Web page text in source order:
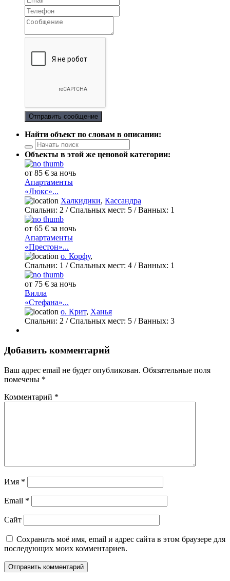
Отправить сообщение
Найти объект по словам в описании:
Объекты в этой же ценовой категории:
от 85 € за ночь
Апартаменты
«Люкс»...
Халкидики, Кассандра
Спальни: 2 / Спальных мест: 5 /Ванных: 1
от 65 € за ночь
Апартаменты
«Престон»...
о. Корфу,
Спальни: 1 / Спальных мест: 4 /Ванных: 1
от 75 € за ночь
Вилла
«Стефана»...
о. Крит, Ханья
Спальни: 2 / Спальных мест: 5 /Ванных: 3
Добавить комментарий
Ваш адрес email не будет опубликован. Обязательные поля
помечены *
Комментарий *
Имя *
Email *
Сайт
Сохранить моё имя, email и адрес сайта в этом браузере для
последующих моих комментариев.